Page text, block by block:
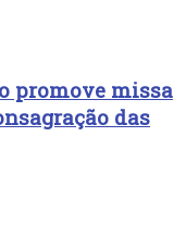
promove missa
das